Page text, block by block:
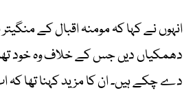
انہوں نے کہا کہ مومنہ اقبال کے
دھمکیاں دیں جس کے خلاف وہ خود
دے چکے ہیں۔ ان کا مزید کہنا تھا کہ